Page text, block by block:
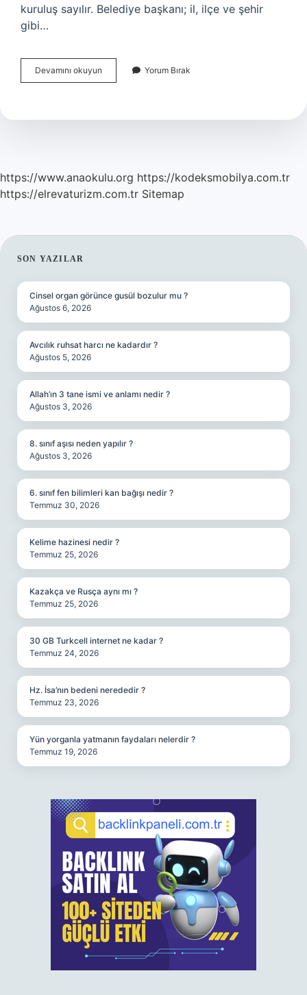
kuruluş sayılır. Belediye başkanı; il, ilçe ve şehir
gibi…
Devamını okuyun Belediye
Neye
Yorum Bırak
https://www.anaokulu.org https://kodeksmobilya.com.tr
https://elrevaturizm.com.tr Sitemap
SIDEBAR
SON YAZILAR
Cinsel organ görünce gusül bozulur mu ?
Ağustos 6, 2026
Avcılık ruhsat harcı ne kadardır ?
Ağustos 5, 2026
Allah’ın 3 tane ismi ve anlamı nedir ?
Ağustos 3, 2026
8. sınıf aşısı neden yapılır ?
Ağustos 3, 2026
6. sınıf fen bilimleri kan bağışı nedir ?
Temmuz 30, 2026
Kelime hazinesi nedir ?
Temmuz 25, 2026
Kazakça ve Rusça aynı mı ?
Temmuz 25, 2026
30 GB Turkcell internet ne kadar ?
Temmuz 24, 2026
Hz. İsa’nın bedeni nerededir ?
Temmuz 23, 2026
Yün yorganla yatmanın faydaları nelerdir ?
Temmuz 19, 2026